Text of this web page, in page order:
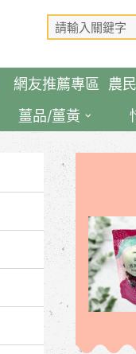
網友推薦專區 農
薑品/薑黃